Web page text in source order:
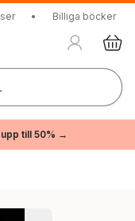
• Billiga böcker
till 50% →